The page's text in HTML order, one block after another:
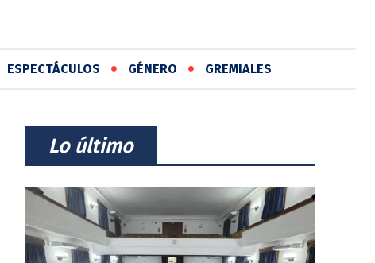
ESPECTÁCULOS GÉNERO GREMIALES
⠀Lo último⠀